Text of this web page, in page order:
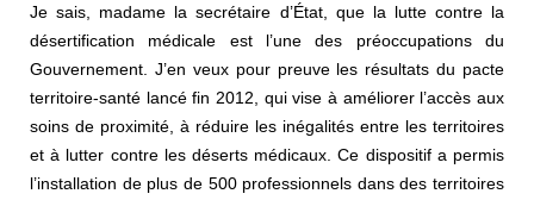
Je sais, madame la secrétaire d’État, que la lutte contre la
désertification médicale est l’une des préoccupations du
Gouvernement. J’en veux pour preuve les résultats du pacte
territoire-santé lancé fin 2012, qui vise à améliorer l’accès aux
soins de proximité, à réduire les inégalités entre les territoires
et à lutter contre les déserts médicaux. Ce dispositif a permis
l’installation de plus de 500 professionnels dans des territoires